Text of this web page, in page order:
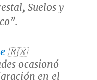
Suelos y
🇲🇽
ocasionó
en el